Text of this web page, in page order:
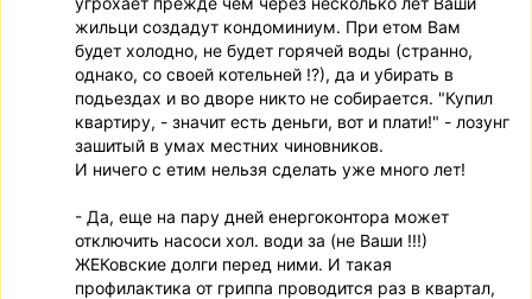
жильци создадут кондоминиум. При етом Вам
будет холодно, не будет горячей воды (странно,
однако, со своей котельней !?), да и убирать в
подьездах и во дворе никто не собирается. "Купил
квартиру, - значит есть деньги, вот и плати!" - лозунг
зашитый в умах местних чиновников.
И ничего с етим нельзя сделать уже много лет!
- Да, еще на пару дней енергоконтора может
отключить насоси хол. води за (не Ваши !!!)
ЖЕКовские долги перед ними. И такая
профилактика от гриппа проводится раз в квартал,